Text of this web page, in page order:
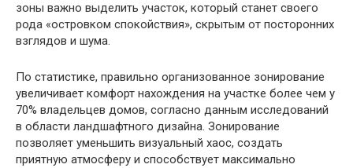
зоны важно выделить участок, который станет своего
рода «островком спокойствия», скрытым от посторонних
взглядов и шума.
По статистике, правильно организованное зонирование
увеличивает комфорт нахождения на участке более чем у
70% владельцев домов, согласно данным исследований
в области ландшафтного дизайна. Зонирование
позволяет уменьшить визуальный хаос, создать
приятную атмосферу и способствует максимально